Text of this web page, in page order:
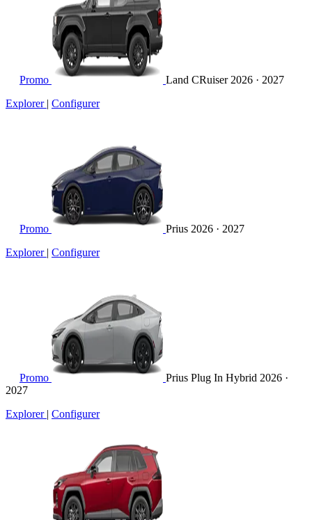
Promo Land CRuiser 2026 · 2027
Explorer | Configurer
Promo Prius 2026 · 2027
Explorer | Configurer
Promo Prius Plug In Hybrid 2026 ·
2027
Explorer | Configurer